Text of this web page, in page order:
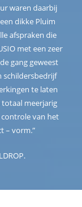
waren daarbij
dikke Pluim
afspraken die
met een zeer
gang geweest
schildersbedrijf
te laten
meerjarig
van het
– vorm.”